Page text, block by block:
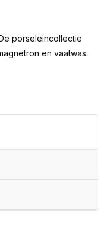
porseleincollectie
en vaatwas.